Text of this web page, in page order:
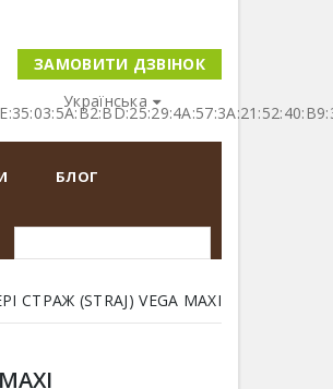
Українська
ЗАМОВИТИ ДЗВІНОК
БЛОГ
СТРАЖ (STRAJ) VEGA MAXI